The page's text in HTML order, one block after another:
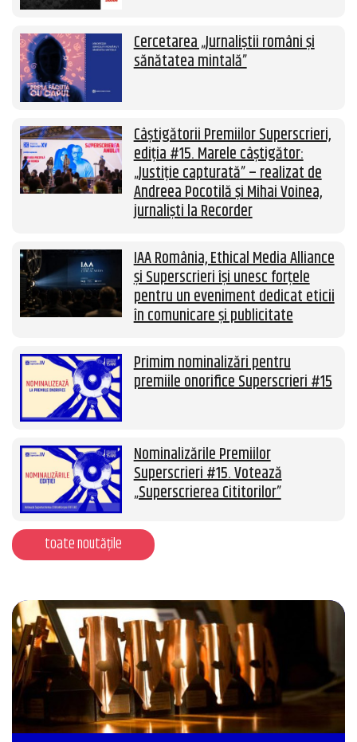
Cercetarea „Jurnaliștii români și
sănătatea mintală”
Câștigătorii Premiilor Superscrieri,
ediția #15. Marele câștigător:
„Justiție capturată” – realizat de
Andreea Pocotilă și Mihai Voinea,
jurnaliști la Recorder
IAA România, Ethical Media Alliance
și Superscrieri își unesc forțele
pentru un eveniment dedicat eticii
în comunicare și publicitate
Primim nominalizări pentru
premiile onorifice Superscrieri #15
Nominalizările Premiilor
Superscrieri #15. Votează
„Superscrierea Cititorilor”
toate noutățile